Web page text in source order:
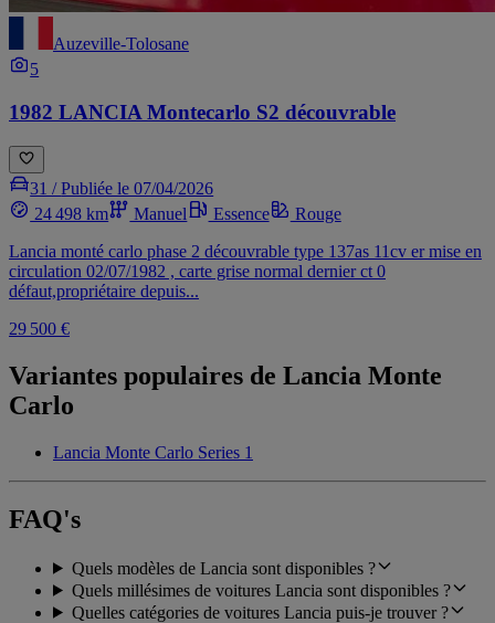
Auzeville-Tolosane
5
1982 LANCIA Montecarlo S2 découvrable
31 /Publiée le 07/04/2026
24 498 km
Manuel Essence
Rouge
Lancia monté carlo phase 2 découvrable type 137as 11cv er mise en
circulation 02/07/1982 , carte grise normal dernier ct 0
défaut,propriétaire depuis...
29 500 €
Variantes populaires de Lancia Monte
Carlo
Lancia Monte Carlo Series 1
FAQ's
Quels modèles de Lancia sont disponibles ?
Quels millésimes de voitures Lancia sont disponibles ?
Quelles catégories de voitures Lancia puis-je trouver ?